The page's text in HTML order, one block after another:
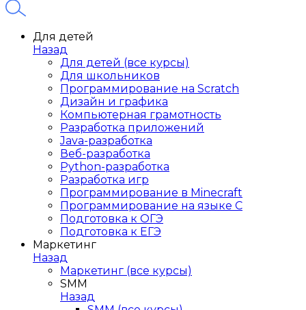
Для детей
Назад
Для детей (все курсы)
Для школьников
Программирование на Scratch
Дизайн и графика
Компьютерная грамотность
Разработка приложений
Java-разработка
Веб-разработка
Python-разработка
Разработка игр
Программирование в Minecraft
Программирование на языке C
Подготовка к ОГЭ
Подготовка к ЕГЭ
Маркетинг
Назад
Маркетинг (все курсы)
SMM
Назад